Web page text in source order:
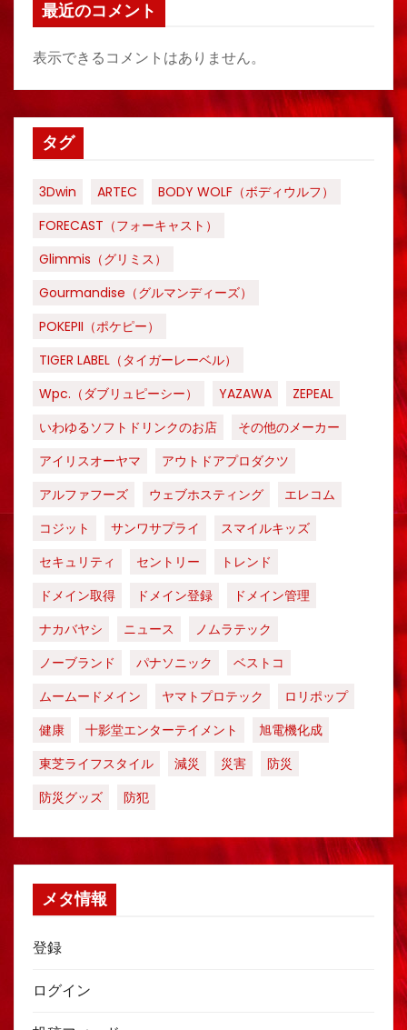
最近のコメント
表示できるコメントはありません。
タグ
3Dwin ARTEC
BODY WOLF（ボディウルフ）
FORECAST（フォーキャスト）
Glimmis（グリミス）
Gourmandise（グルマンディーズ）
POKEPII（ポケピー）
TIGER LABEL（タイガーレーベル）
Wpc.（ダブリュピーシー）
YAZAWA
ZEPEAL
いわゆるソフトドリンクのお店
その他のメーカー
アイリスオーヤマ
アウトドアプロダクツ
アルファフーズ
ウェブホスティング
エレコム
コジット
サンワサプライ
スマイルキッズ
セキュリティ
セントリー
トレンド
ドメイン取得
ドメイン登録
ドメイン管理
ナカバヤシ
ニュース
ノムラテック
ノーブランド
パナソニック
ベストコ
ムームードメイン
ヤマトプロテック
ロリポップ
健康
十影堂エンターテイメント
旭電機化成
東芝ライフスタイル
減災 災害
防災
防災グッズ
防犯
メタ情報
登録
ログイン